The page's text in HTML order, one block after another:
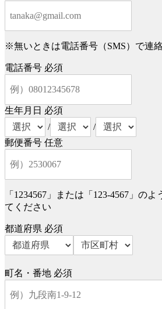
※無いときは電話番号（SMS）で連
電話番号 必須
生年月日 必須
/
/
郵便番号 任意
「1234567」または「123-4567」の
てください
都道府県 必須
町名・番地 必須